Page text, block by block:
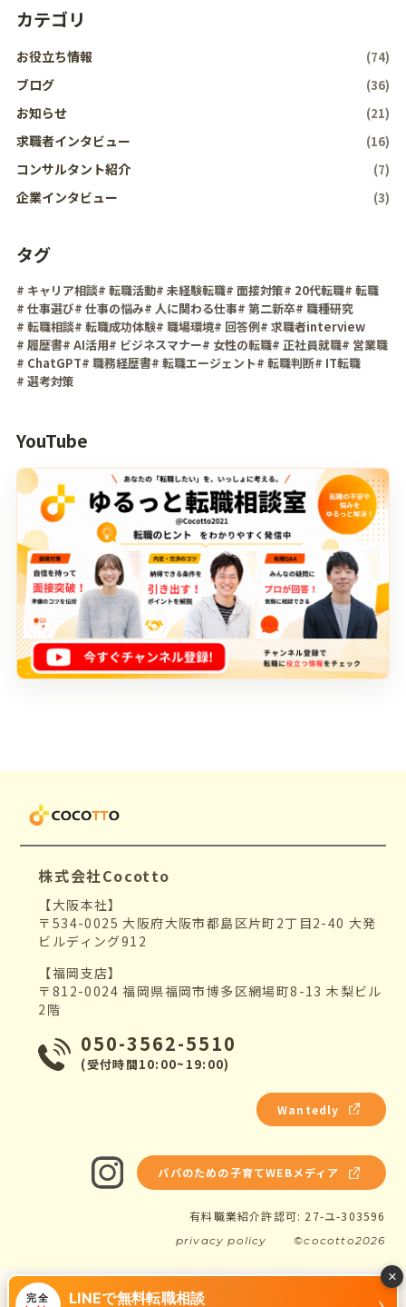
カテゴリ
お役立ち情報 (74)
ブログ (36)
お知らせ (21)
求職者インタビュー (16)
コンサルタント紹介 (7)
企業インタビュー (3)
タグ
# キャリア相談# 転職活動# 未経験転職# 面接対策# 20代転職# 転職
# 仕事選び# 仕事の悩み# 人に関わる仕事# 第二新卒# 職種研究
# 転職相談# 転職成功体験# 職場環境# 回答例# 求職者interview
# 履歴書# AI活用# ビジネスマナー# 女性の転職# 正社員就職# 営業職
# ChatGPT# 職務経歴書# 転職エージェント# 転職判断# IT転職
# 選考対策
YouTube
株式会社Cocotto
【大阪本社】
〒534-0025 大阪府大阪市都島区片町2丁目2-40 大発
ビルディング912
【福岡支店】
〒812-0024 福岡県福岡市博多区網場町8-13 木梨ビル
2階
050-3562-5510
(受付時間10:00~19:00)
Wantedly
パパのための子育てWEBメディア
有料職業紹介許認可: 27-ユ-303596
privacy policy ©cocotto2026
×
完全 LINEで無料転職相談